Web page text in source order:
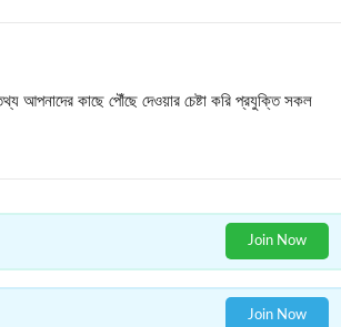
আপনাদের কাছে পৌঁছে দেওয়ার চেষ্টা করি প্রযুক্তি সকল
Join Now
Join Now